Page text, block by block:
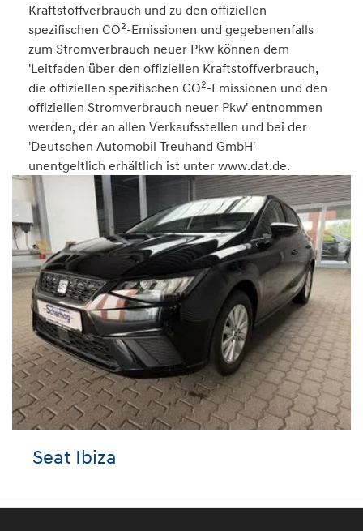
Kraftstoffverbrauch und zu den offiziellen
spezifischen CO2-Emissionen und gegebenenfalls
zum Stromverbrauch neuer Pkw können dem
'Leitfaden über den offiziellen Kraftstoffverbrauch,
die offiziellen spezifischen CO2-Emissionen und den
offiziellen Stromverbrauch neuer Pkw' entnommen
werden, der an allen Verkaufsstellen und bei der
'Deutschen Automobil Treuhand GmbH'
unentgeltlich erhältlich ist unter www.dat.de.
Seat Ibiza